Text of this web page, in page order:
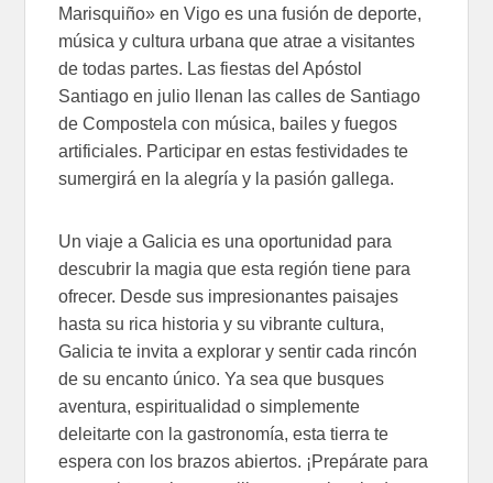
Marisquiño» en Vigo es una fusión de deporte,
música y cultura urbana que atrae a visitantes
de todas partes. Las fiestas del Apóstol
Santiago en julio llenan las calles de Santiago
de Compostela con música, bailes y fuegos
artificiales. Participar en estas festividades te
sumergirá en la alegría y la pasión gallega.
Un viaje a Galicia es una oportunidad para
descubrir la magia que esta región tiene para
ofrecer. Desde sus impresionantes paisajes
hasta su rica historia y su vibrante cultura,
Galicia te invita a explorar y sentir cada rincón
de su encanto único. Ya sea que busques
aventura, espiritualidad o simplemente
deleitarte con la gastronomía, esta tierra te
espera con los brazos abiertos. ¡Prepárate para